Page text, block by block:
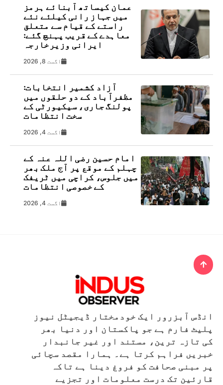
عمان کیساتھ آبنائے ہرمز
میں جہاز رانی کیلئے نئے
راستے کے قیام سے متعلق
معاہدے کے قریب پہنچ گئے:
ایرانی وزیرخارجہ
اگست 8, 2026
آزاد کشمیر انتخابات:
مظفرآباد کے دو حلقوں میں
پولنگ جاری، سیکیورٹی کے
سخت انتظامات
اگست 4, 2026
امام حسین رضی اللہ عنہ کے
چہلم کے موقع پر آج ملک بھر
میں جلوس، کراچی میں ٹریفک
کے خصوصی انتظامات
اگست 4, 2026
انڈس آبزرور ایک خودمختار ڈیجیٹل نیوز
پلیٹ فارم ہے جو پاکستان اور دنیا بھر
کی تازہ ترین، مستند اور غیر جانبدار
خبریں فراہم کرتا ہے۔ ہمارا مقصد سچائی
پر مبنی صحافت کو فروغ دینا ہے تاکہ
قارئین تک درست معلومات اور تجزیے